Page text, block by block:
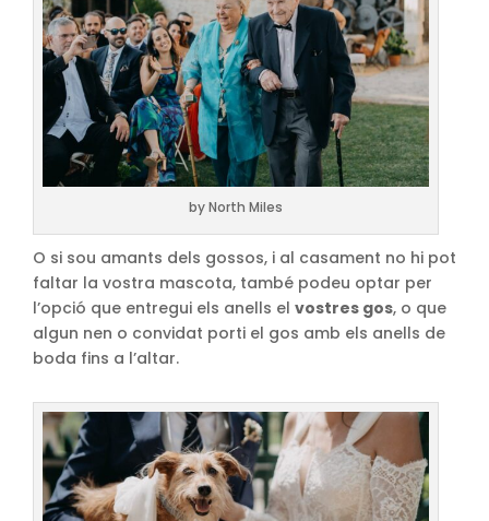
by North Miles
O si sou amants dels gossos, i al casament no hi pot
faltar la vostra mascota, també podeu optar per
l’opció que entregui els anells el vostres gos, o que
algun nen o convidat porti el gos amb els anells de
boda fins a l’altar.